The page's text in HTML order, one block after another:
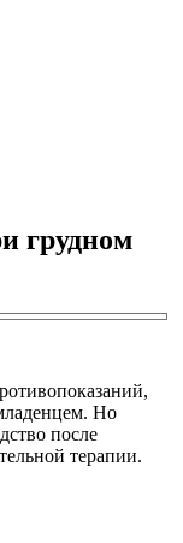
грудном
Но
после
терапии.